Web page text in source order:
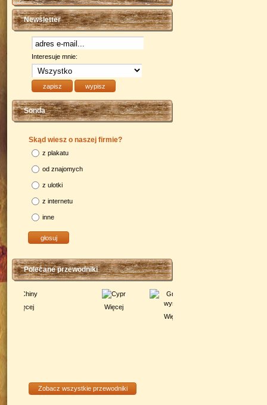
Newsletter
Interesuje mnie:
Sonda
Skąd wiesz o naszej firmie?
z plakatu
od znajomych
z ulotki
z internetu
inne
Polecane przewodniki
Zobacz wszystkie przewodniki